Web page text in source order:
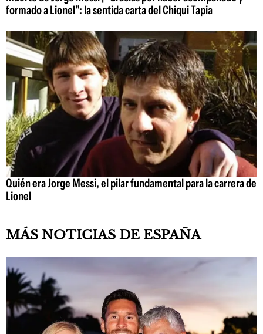
formado a Lionel": la sentida carta del Chiqui Tapia
Quién era Jorge Messi, el pilar fundamental para la carrera de
Lionel
MÁS NOTICIAS DE ESPAÑA